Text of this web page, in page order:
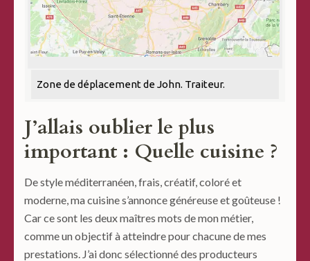
Zone de déplacement de John. Traiteur.
J’allais oublier le plus
important : Quelle cuisine ?
De style méditerranéen, frais, créatif, coloré et
moderne, ma cuisine s’annonce généreuse et goûteuse !
Car ce sont les deux maîtres mots de mon métier,
comme un objectif à atteindre pour chacune de mes
prestations. J’ai donc sélectionné des producteurs